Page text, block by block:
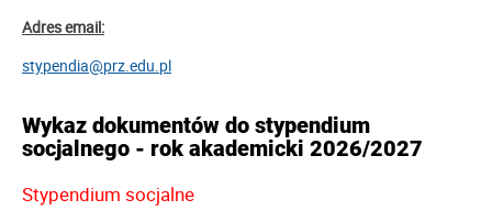
Adres email:
stypendia@prz.edu.pl
Wykaz dokumentów do stypendium
socjalnego - rok akademicki 2026/2027
Stypendium socjalne